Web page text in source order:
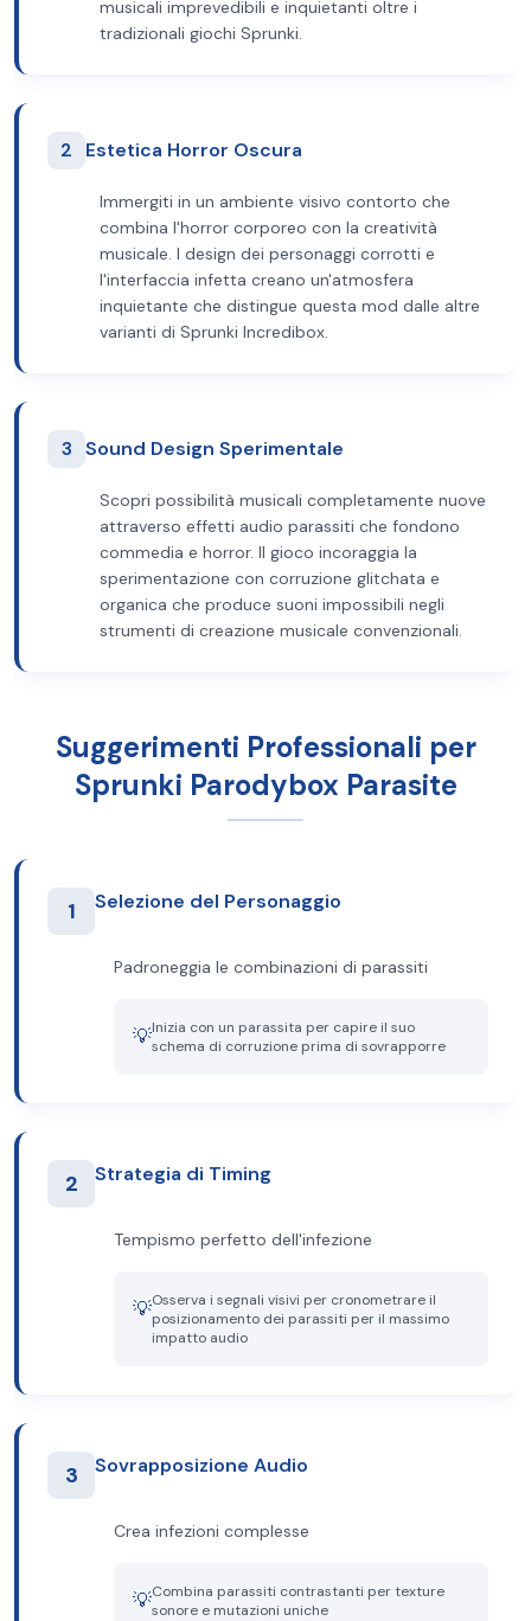
musicali imprevedibili e inquietanti oltre i
tradizionali giochi Sprunki.
2 Estetica Horror Oscura
Immergiti in un ambiente visivo contorto che
combina l'horror corporeo con la creatività
musicale. I design dei personaggi corrotti e
l'interfaccia infetta creano un'atmosfera
inquietante che distingue questa mod dalle altre
varianti di Sprunki Incredibox.
3 Sound Design Sperimentale
Scopri possibilità musicali completamente nuove
attraverso effetti audio parassiti che fondono
commedia e horror. Il gioco incoraggia la
sperimentazione con corruzione glitchata e
organica che produce suoni impossibili negli
strumenti di creazione musicale convenzionali.
Suggerimenti Professionali per
Sprunki Parodybox Parasite
1 Selezione del Personaggio
Padroneggia le combinazioni di parassiti
💡Inizia con un parassita per capire il suo
schema di corruzione prima di sovrapporre
2 Strategia di Timing
Tempismo perfetto dell'infezione
💡Osserva i segnali visivi per cronometrare il
posizionamento dei parassiti per il massimo
impatto audio
3 Sovrapposizione Audio
Crea infezioni complesse
💡Combina parassiti contrastanti per texture
sonore e mutazioni uniche